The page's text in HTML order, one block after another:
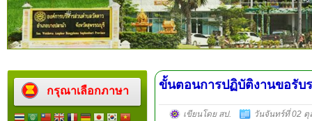
กรุณาเลือกภาษา ขั้นตอนการปฏิบัติงานขอรับ
เขียนโดย สป. วันจันทร์ที่ 02 ตุ